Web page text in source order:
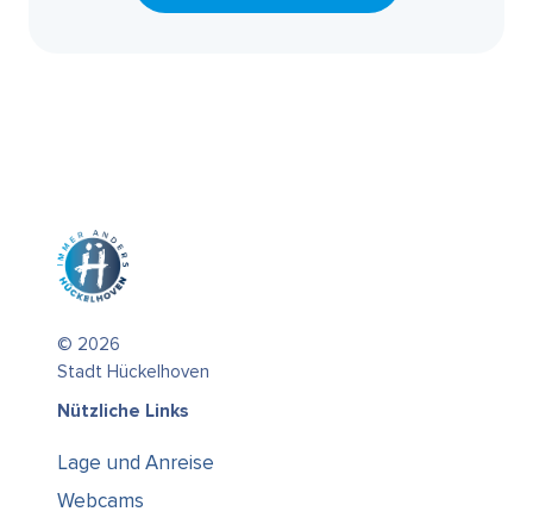
© 2026
Stadt Hückelhoven
Nützliche Links
Lage und Anreise
Webcams